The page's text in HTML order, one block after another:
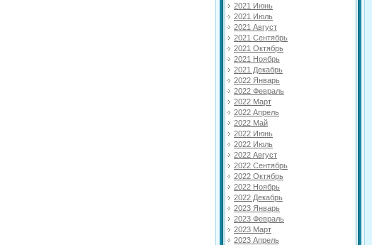
2021 Июнь
2021 Июль
2021 Август
2021 Сентябрь
2021 Октябрь
2021 Ноябрь
2021 Декабрь
2022 Январь
2022 Февраль
2022 Март
2022 Апрель
2022 Май
2022 Июнь
2022 Июль
2022 Август
2022 Сентябрь
2022 Октябрь
2022 Ноябрь
2022 Декабрь
2023 Январь
2023 Февраль
2023 Март
2023 Апрель